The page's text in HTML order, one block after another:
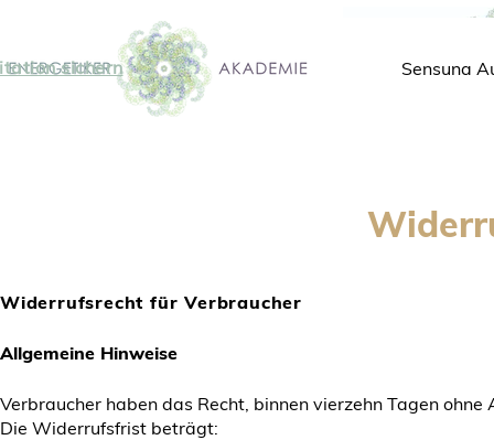
sichern Sensuna
Widerrufsrecht für Verbraucher
Allgemeine Hinweise
Verbraucher haben das Recht, binnen vierzehn Tagen
Die Widerrufsfrist beträgt: